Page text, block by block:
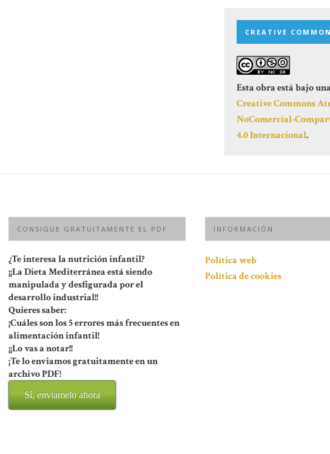
CREATIVE
Esta obra está bajo una
Creative Commons
NoComercial-
4.0 Internacional.
CONSIGUE GRATUITAMENTE EL PDF
¿Te interesa la nutrición infantil?
¡¡La Dieta Mediterránea está siendo
manipulada y desfigurada por el
desarrollo industrial!!
Quieres saber:
¡Cuáles son los 5 errores más frecuentes en
alimentación infantil!
¡¡Lo vas a notar!!
¡Te lo enviamos gratuitamente en un
archivo PDF!
Sí, enviamelo ahora
INFORMACIÓN
Política web
Política de cookies